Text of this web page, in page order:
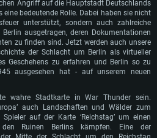
Angriff auf die Hauptstadt Deutschlands
eine bedeutende Rolle. Dabei haben sie nicht
unterstützt, sondern auch zahlreiche
ausgetragen, deren Dokumentationen
zu finden sind. Jetzt werden auch unsere
der Schlacht um Berlin als virtueller
Geschehens zu erfahren und Berlin so zu
ausgesehen hat - auf unserem neuen
wahre Stadtkarte in War Thunder sein.
auch Landschaften und Wälder zum
auf der Karte ‘Reichstag’ um einen
Ruinen Berlins kämpfen. Eine der